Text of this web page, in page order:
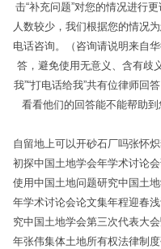
击“补充问题”对您的情况进行
人数较少，我们根据您的情况
电话咨询。（咨询请说明来自
答，避免使用无意义、含有歧
我”“打电话给我”共有位律师回
看看他们的回答能不能帮助
自留地上可以开砂石厂吗张怀
初探中国土地学会年学术讨论
使用中国土地问题研究中国土
年学术讨论会论文集年程迎春
究中国土地学会第三次代表大
年张伟集体土地所有权法律制